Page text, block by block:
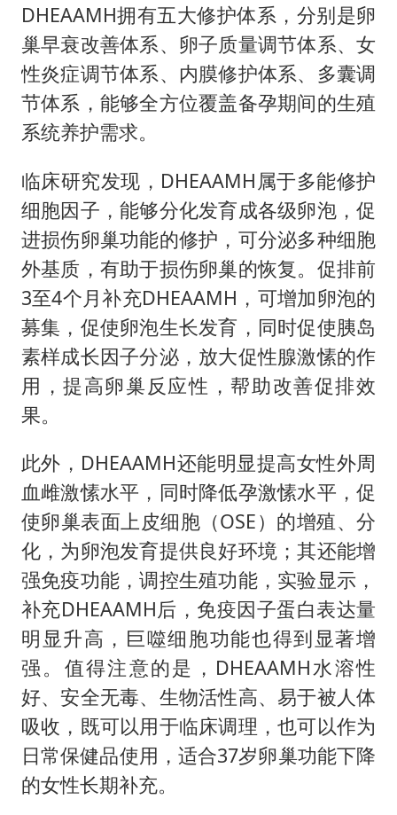
DHEAAMH拥有五大修护体系，分别是卵
巢早衰改善体系、卵子质量调节体系、女
性炎症调节体系、内膜修护体系、多囊调
节体系，能够全方位覆盖备孕期间的生殖
系统养护需求。
临床研究发现，DHEAAMH属于多能修护
细胞因子，能够分化发育成各级卵泡，促
进损伤卵巢功能的修护，可分泌多种细胞
外基质，有助于损伤卵巢的恢复。促排前
3至4个月补充DHEAAMH，可增加卵泡的
募集，促使卵泡生长发育，同时促使胰岛
素样成长因子分泌，放大促性腺激愫的作
用，提高卵巢反应性，帮助改善促排效
果。
此外，DHEAAMH还能明显提高女性外周
血雌激愫水平，同时降低孕激愫水平，促
使卵巢表面上皮细胞（OSE）的增殖、分
化，为卵泡发育提供良好环境；其还能增
强免疫功能，调控生殖功能，实验显示，
补充DHEAAMH后，免疫因子蛋白表达量
明显升高，巨噬细胞功能也得到显著增
强。值得注意的是，DHEAAMH水溶性
好、安全无毒、生物活性高、易于被人体
吸收，既可以用于临床调理，也可以作为
日常保健品使用，适合37岁卵巢功能下降
的女性长期补充。